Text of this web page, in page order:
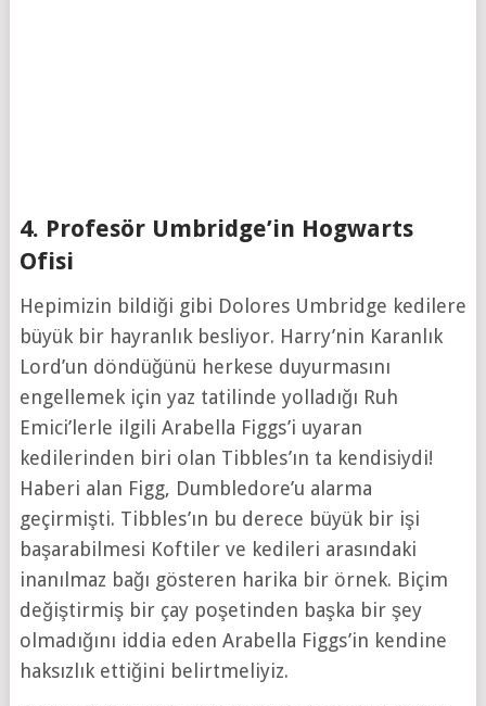
4. Profesör Umbridge’in Hogwarts
Ofisi
Hepimizin bildiği gibi Dolores Umbridge kedilere
büyük bir hayranlık besliyor. Harry’nin Karanlık
Lord’un döndüğünü herkese duyurmasını
engellemek için yaz tatilinde yolladığı Ruh
Emici’lerle ilgili Arabella Figgs’i uyaran
kedilerinden biri olan Tibbles’ın ta kendisiydi!
Haberi alan Figg, Dumbledore’u alarma
geçirmişti. Tibbles’ın bu derece büyük bir işi
başarabilmesi Koftiler ve kedileri arasındaki
inanılmaz bağı gösteren harika bir örnek. Biçim
değiştirmiş bir çay poşetinden başka bir şey
olmadığını iddia eden Arabella Figgs’in kendine
haksızlık ettiğini belirtmeliyiz.